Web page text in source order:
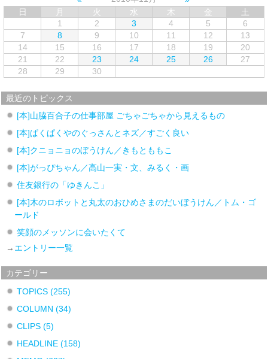
日
月 火 水 木 金
土
1
2 3 4 5
6
7
8 9 10 11 12
13
14
15 16 17 18 19
20
21
22 23 24 25 26
27
28
29 30
最近のトピックス
[本]山脇百合子の仕事部屋 ごちゃごちゃから見えるもの
[本]ぱくぱくやのぐっさんとネズ／すごく良い
[本]クニョニョのぼうけん／きもとももこ
[本]がっぴちゃん／高山一実・文、みるく・画
住友銀行の「ゆきんこ」
[本]木のロボットと丸太のおひめさまのだいぼうけん／トム・ゴ
ールド
笑顔のメッソンに会いたくて
→ エントリー一覧
カテゴリー
TOPICS (255)
COLUMN (34)
CLIPS (5)
HEADLINE (158)